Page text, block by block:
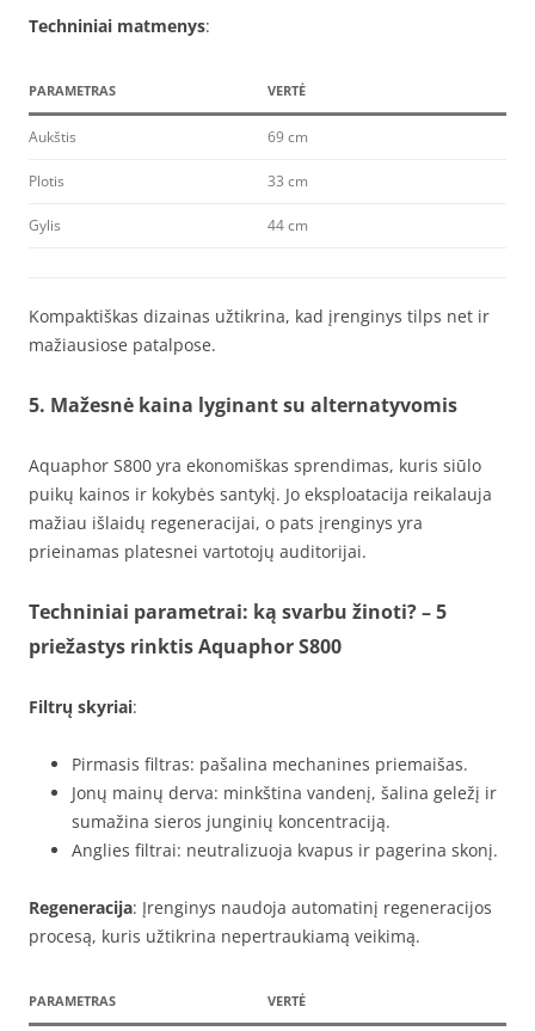
Techniniai matmenys:
PARAMETRAS VERTĖ
Aukštis 69 cm
Plotis 33 cm
Gylis 44 cm
Kompaktiškas dizainas užtikrina, kad įrenginys tilps net ir
mažiausiose patalpose.
5. Mažesnė kaina lyginant su alternatyvomis
Aquaphor S800 yra ekonomiškas sprendimas, kuris siūlo
puikų kainos ir kokybės santykį. Jo eksploatacija reikalauja
mažiau išlaidų regeneracijai, o pats įrenginys yra
prieinamas platesnei vartotojų auditorijai.
Techniniai parametrai: ką svarbu žinoti? – 5
priežastys rinktis Aquaphor S800
Filtrų skyriai:
Pirmasis filtras: pašalina mechanines priemaišas.
Jonų mainų derva: minkština vandenį, šalina geležį ir
sumažina sieros junginių koncentraciją.
Anglies filtrai: neutralizuoja kvapus ir pagerina skonį.
Regeneracija: Įrenginys naudoja automatinį regeneracijos
procesą, kuris užtikrina nepertraukiamą veikimą.
PARAMETRAS VERTĖ